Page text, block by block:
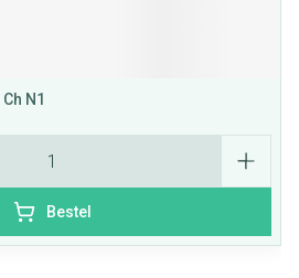
N1
Bestel